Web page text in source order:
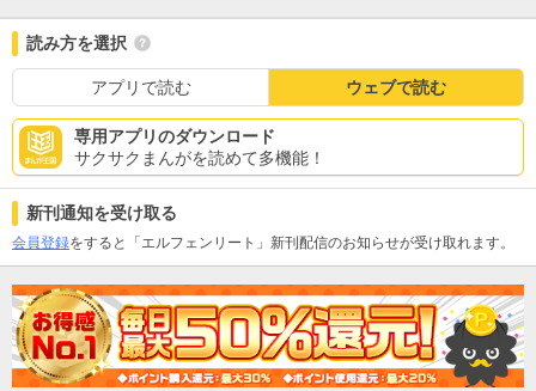
読み方を選択
アプリで読む ウェブで読む
専用アプリのダウンロード
サクサクまんがを読めて多機能！
新刊通知を受け取る
会員登録をすると「エルフェンリート」新刊配信のお知らせが受け取れます。